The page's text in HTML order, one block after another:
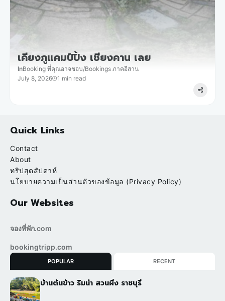
เคียงภูแคมป์ปิ้ง เชียงคาน เลย
InBooking ที่คุณอาจชอบ/Bookings ภาคอีสาน
July 8, 2026
1 min read
Quick Links
Contact
About
ทริปสุดสัปดาห์
นโยบายความเป็นส่วนตัวของข้อมูล (Privacy Policy)
Our Websites
จองที่พัก.com
bookingtripp.com
POPULAR RECENT
บ้านต้นข้าว ริมน้ำ สวนผึ้ง ราชบุรี